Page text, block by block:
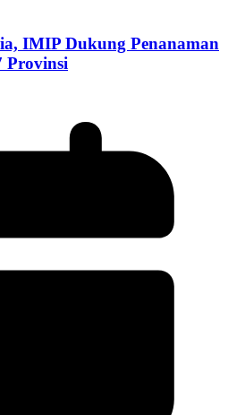
IMIP Dukung Penanaman
Provinsi